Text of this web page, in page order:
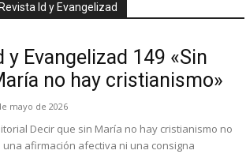
Revista Id y Evangelizad
y Evangelizad 149 «Sin
no hay cristianismo»
mayo de 2026
Decir que sin María no hay cristianismo no
una afirmación afectiva ni una consigna